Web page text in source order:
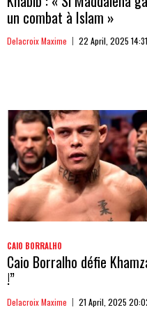
un combat à Islam »
Delacroix Maxime 22 April, 2025 14:31
CAIO BORRALHO
Caio Borralho défie
!”
Delacroix Maxime 21 April, 2025